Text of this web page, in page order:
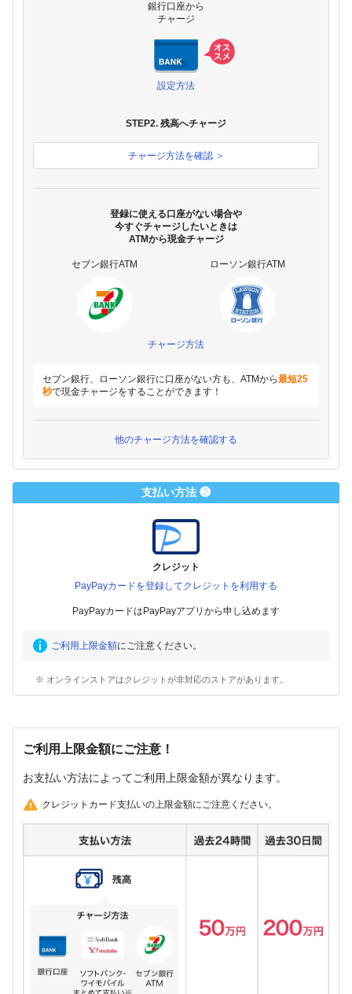
銀行口座から
チャージ
設定方法
STEP2. 残高へチャージ
チャージ方法を確認 ＞
登録に使える口座がない場合や
今すぐチャージしたいときは
ATMから現金チャージ
セブン銀行ATM ローソン銀行ATM
チャージ方法
セブン銀行、ローソン銀行に口座がない方も、ATMから最短25
秒で現金チャージをすることができます！
他のチャージ方法を確認する
支払い方法 ❷
クレジット
PayPayカードを登録してクレジットを利用する
PayPayカードはPayPayアプリから申し込めます
ご利用上限金額にご注意ください。
※ オンラインストアはクレジットが非対応のストアがあります。
ご利用上限金額にご注意！
お支払い方法によってご利用上限金額が異なります。
クレジットカード支払いの上限金額にご注意ください。